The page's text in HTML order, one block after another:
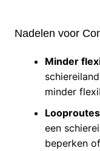
Nadelen voor
Minder
minder
een
beperken